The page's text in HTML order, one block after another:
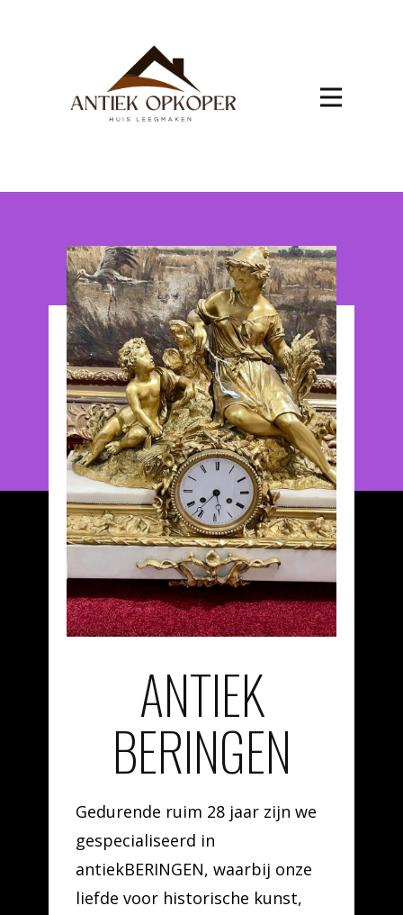
ANTIEK
BERINGEN
Gedurende ruim 28 jaar zijn we
gespecialiseerd in
antiekBERINGEN, waarbij onze
liefde voor historische kunst,